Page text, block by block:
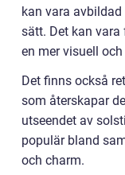
kan vara
sätt. Det kan
en mer visuell
Det finns också
som återskapar
utseendet av
populär bland
och charm.